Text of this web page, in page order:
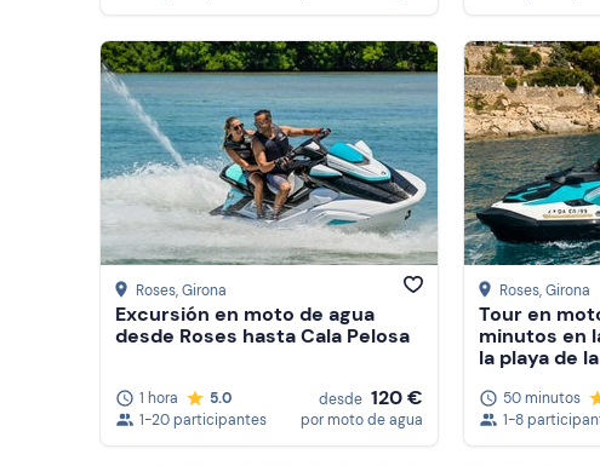
Roses, Girona
Excursión en moto de agua
desde Roses hasta Cala Pelosa
1 hora
5.0
1-20 participantes
desde 120 €
por moto de agua
Roses, Girona
Tour en
minutos en
la playa de
50 minutos
1-8